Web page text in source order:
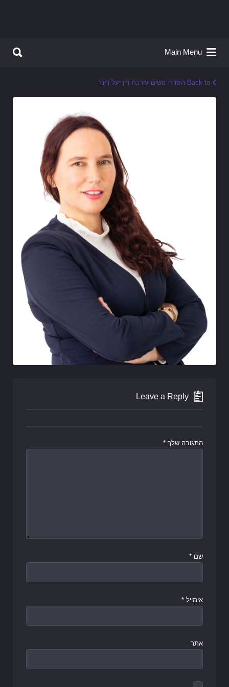
Main Menu
Back to הסדרי נושים עורכת דין יעל דינר
Leave a Reply
התגובה שלך *
שם *
אימייל *
אתר